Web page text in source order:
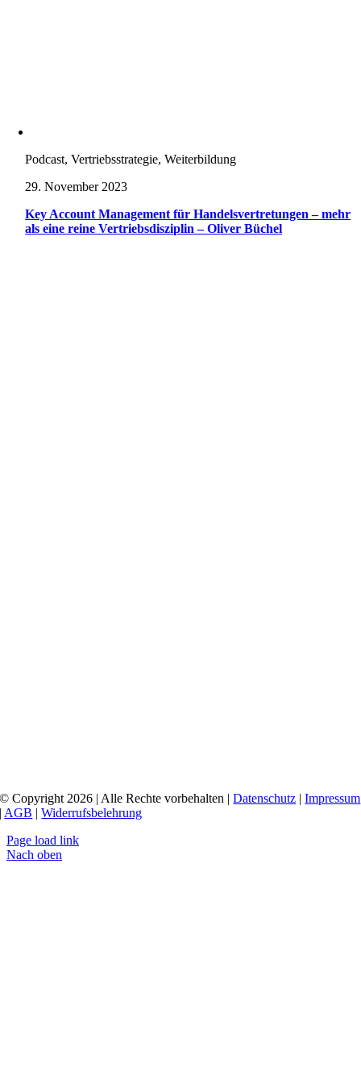
Podcast, Vertriebsstrategie, Weiterbildung
29. November 2023
Key Account Management für Handelsvertretungen – mehr
als eine reine Vertriebsdisziplin – Oliver Büchel
© Copyright 2026 | Alle Rechte vorbehalten |Datenschutz |Impressum
| AGB |Widerrufsbelehrung
Page load link
Nach oben